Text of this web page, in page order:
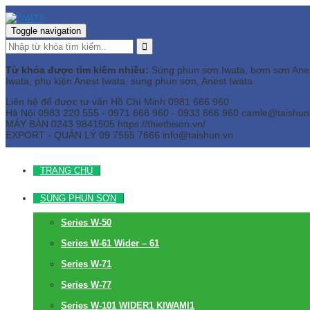
Toggle navigation
Từ khóa được tìm kiếm nhiều: Súng phun sơn Iwata, bơm sơn
Iwata, phụ kiện Anest Iwata, súng phun sơn, Anest Iwata
Liên hệ để được tư vấn Hồ Chí Minh 0981 666 960
Hà Nội 0983 220 555 - 0971 666 960 - 0933 666 960
MÁY BÀN 0243 9841505 https://thietbison.vn/
EXPORT - QUẢN LÝ 09 7555 7666 info@taishun.vn
TRANG CHỦ
SÚNG PHUN SƠN
Series W-50
Series W-61 Wider – 61
Series W-71
Series W-77
Series W-101 WIDER1 KIWAMI1